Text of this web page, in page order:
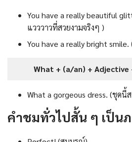
You have a really beautiful
แวววาวที่สวยงามจริงๆ )
You have a really bright
What + (a/an) + Adjective
What a gorgeous dress. (ชุดนี้
คำชมทั่วไปสั้น ๆ เป็น